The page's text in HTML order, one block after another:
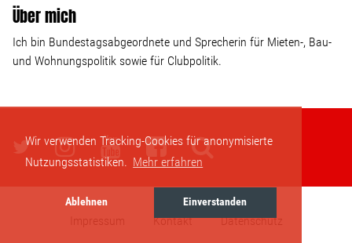
Wir verwenden Tracking-Cookies für anonymisierte
Nutzungsstatistiken. Mehr erfahren
Ablehnen Einverstanden
Über mich
Ich bin Bundestagsabgeordnete und Sprecherin für Mieten-, Bau-
und Wohnungspolitik sowie für Clubpolitik.
Impressum Kontakt Datenschutz